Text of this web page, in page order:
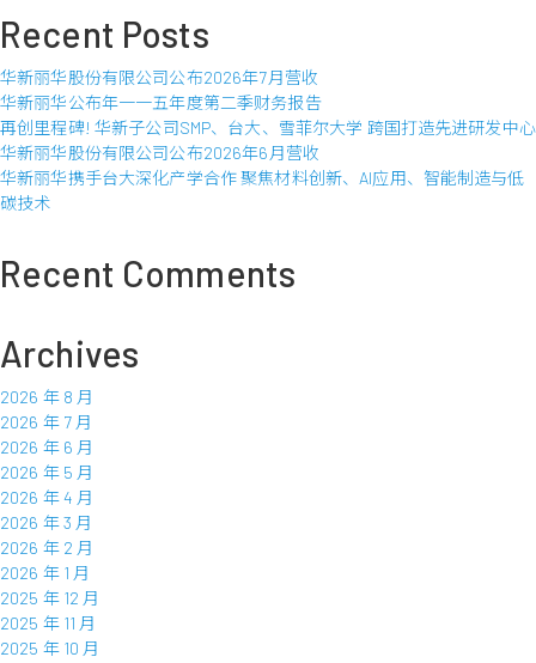
公
司
公
布
2023
营
Recent Posts
华新丽华股份有限公司公布2026年7月营收
华新丽华公布年一一五年度第二季财务报告
再创里程碑! 华新子公司SMP、台大、雪菲尔大学 跨国打造先进研发中心
华新丽华股份有限公司公布2026年6月营收
华新丽华携手台大深化产学合作 聚焦材料创新、AI应用、智能制造与低
碳技术
Recent Comments
Archives
2026 年 8 月
2026 年 7 月
2026 年 6 月
2026 年 5 月
2026 年 4 月
2026 年 3 月
2026 年 2 月
2026 年 1 月
2025 年 12 月
2025 年 11 月
2025 年 10 月